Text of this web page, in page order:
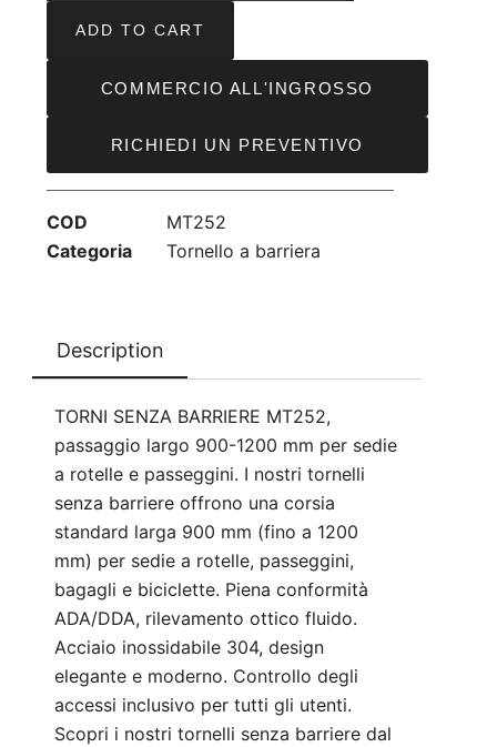
ADD TO CART
COMMERCIO ALL'INGROSSO
RICHIEDI UN PREVENTIVO
COD
MT252
Categoria
Tornello a barriera
Description
TORNI SENZA BARRIERE MT252,
passaggio largo 900-1200 mm per sedie
a rotelle e passeggini. I nostri tornelli
senza barriere offrono una corsia
standard larga 900 mm (fino a 1200
mm) per sedie a rotelle, passeggini,
bagagli e biciclette. Piena conformità
ADA/DDA, rilevamento ottico fluido.
Acciaio inossidabile 304, design
elegante e moderno. Controllo degli
accessi inclusivo per tutti gli utenti.
Scopri i nostri tornelli senza barriere dal